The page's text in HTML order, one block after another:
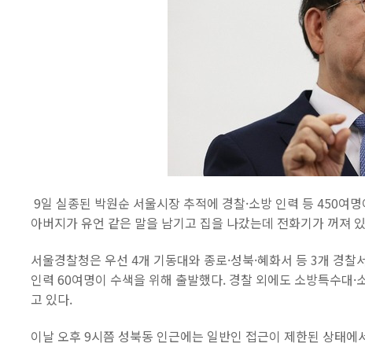
9일 실종된 박원순 서울시장 추적에 경찰·소방 인력 등 450여
아버지가 유언 같은 말을 남기고 집을 나갔는데 전화기가 꺼져
서울경찰청은 우선 4개 기동대와 종로·성북·혜화서 등 3개 경
인력 60여명이 수색을 위해 출발했다. 경찰 외에도 소방특수대
고 있다.
이날 오후 9시쯤 성북동 인근에는 일반인 접근이 제한된 상태